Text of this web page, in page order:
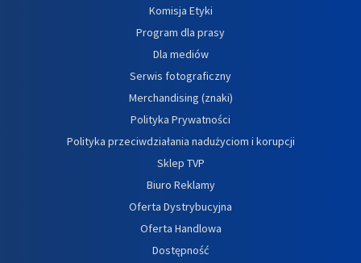
Komisja Etyki
Program dla prasy
Dla mediów
Serwis fotograficzny
Merchandising (znaki)
Polityka Prywatności
Polityka przeciwdziałania nadużyciom i korupcji
Sklep TVP
Biuro Reklamy
Oferta Dystrybucyjna
Oferta Handlowa
Dostępność